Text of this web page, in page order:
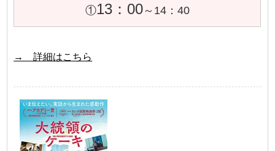
①13：00～14：40
→ 詳細はこちら